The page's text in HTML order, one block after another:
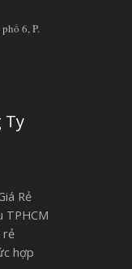
6, P.
Ty
Rẻ
TPHCM
rẻ
hợp